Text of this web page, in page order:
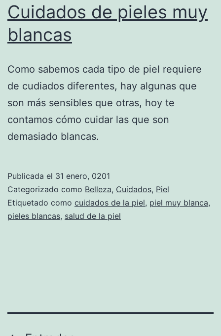
Cuidados de pieles muy
blancas
Como sabemos cada tipo de piel requiere
de cudiados diferentes, hay algunas que
son más sensibles que otras, hoy te
contamos cómo cuidar las que son
demasiado blancas.
Publicada el 31 enero, 0201
Categorizado como Belleza, Cuidados, Piel
Etiquetado como cuidados de la piel, piel muy blanca,
pieles blancas, salud de la piel